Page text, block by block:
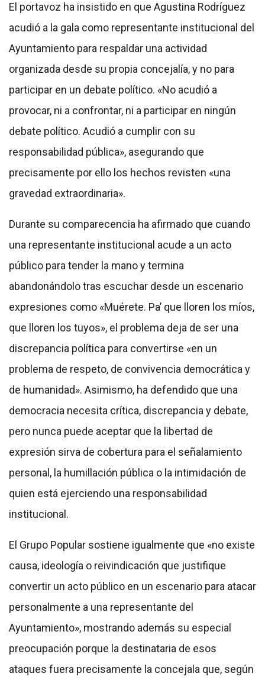
El portavoz ha insistido en que Agustina Rodríguez
acudió a la gala como representante institucional del
Ayuntamiento para respaldar una actividad
organizada desde su propia concejalía, y no para
participar en un debate político. «No acudió a
provocar, ni a confrontar, ni a participar en ningún
debate político. Acudió a cumplir con su
responsabilidad pública», asegurando que
precisamente por ello los hechos revisten «una
gravedad extraordinaria».
Durante su comparecencia ha afirmado que cuando
una representante institucional acude a un acto
público para tender la mano y termina
abandonándolo tras escuchar desde un escenario
expresiones como «Muérete. Pa’ que lloren los míos,
que lloren los tuyos», el problema deja de ser una
discrepancia política para convertirse «en un
problema de respeto, de convivencia democrática y
de humanidad». Asimismo, ha defendido que una
democracia necesita crítica, discrepancia y debate,
pero nunca puede aceptar que la libertad de
expresión sirva de cobertura para el señalamiento
personal, la humillación pública o la intimidación de
quien está ejerciendo una responsabilidad
institucional.
El Grupo Popular sostiene igualmente que «no existe
causa, ideología o reivindicación que justifique
convertir un acto público en un escenario para atacar
personalmente a una representante del
Ayuntamiento», mostrando además su especial
preocupación porque la destinataria de esos
ataques fuera precisamente la concejala que, según